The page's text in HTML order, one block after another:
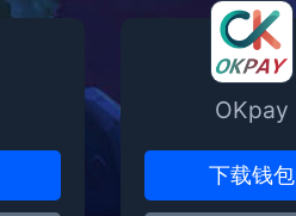
OKpay
下载钱包